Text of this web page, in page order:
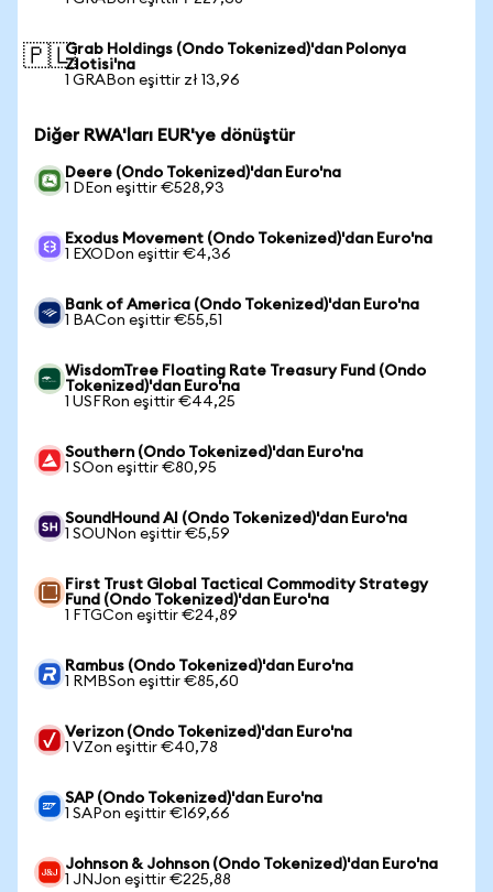
🇵🇱Grab Holdings (Ondo Tokenized)'dan Polonya
Zlotisi'na
1 GRABon eşittir zł 13,96
Diğer RWA'ları EUR'ye dönüştür
Deere (Ondo Tokenized)'dan Euro'na
1 DEon eşittir €528,93
Exodus Movement (Ondo Tokenized)'dan Euro'na
1 EXODon eşittir €4,36
Bank of America (Ondo Tokenized)'dan Euro'na
1 BACon eşittir €55,51
WisdomTree Floating Rate Treasury Fund (Ondo
Tokenized)'dan Euro'na
1 USFRon eşittir €44,25
Southern (Ondo Tokenized)'dan Euro'na
1 SOon eşittir €80,95
SoundHound AI (Ondo Tokenized)'dan Euro'na
1 SOUNon eşittir €5,59
First Trust Global Tactical Commodity Strategy
Fund (Ondo Tokenized)'dan Euro'na
1 FTGCon eşittir €24,89
Rambus (Ondo Tokenized)'dan Euro'na
1 RMBSon eşittir €85,60
Verizon (Ondo Tokenized)'dan Euro'na
1 VZon eşittir €40,78
SAP (Ondo Tokenized)'dan Euro'na
1 SAPon eşittir €169,66
Johnson & Johnson (Ondo Tokenized)'dan Euro'na
1 JNJon eşittir €225,88